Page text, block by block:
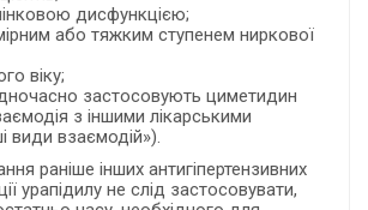
дисфункцією;
або тяжким ступенем ниркової
віку;
застосовують циметидин
з іншими лікарськими
види взаємодій»).
раніше інших антигіпертензивних
урапідилу не слід застосовувати,